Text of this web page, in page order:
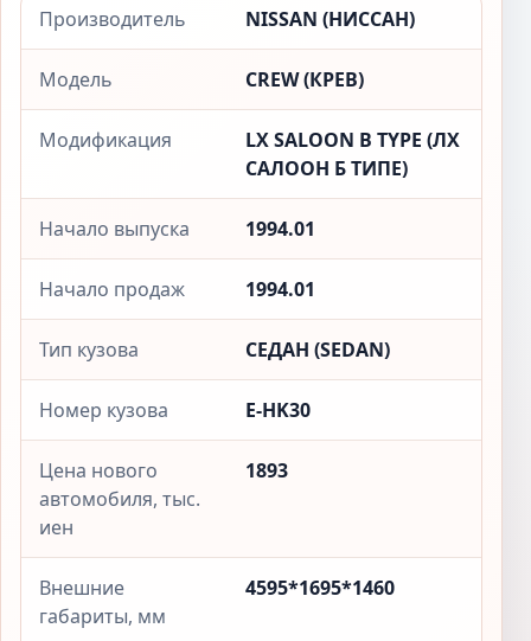
Производитель NISSAN (НИССАН)
Модель CREW (КРЕВ)
Модификация
LX SALOON B TYPE (ЛX
САЛООН Б ТИПЕ)
Начало выпуска 1994.01
Начало продаж 1994.01
Тип кузова СЕДАН (SEDAN)
Номер кузова E-HK30
Цена нового
автомобиля, тыс.
иен
1893
Внешние
габариты, мм
4595*1695*1460